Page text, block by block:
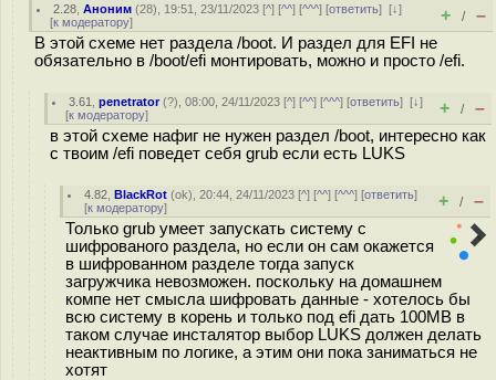
2.28 ,Аноним (28), 19:51, 23/11/2023 [^] [^^] [^^^] [ответить][↓]
[к модератору] + / –
В этой схеме нет раздела /boot. И раздел для EFI не
обязательно в /boot/efi монтировать, можно и просто /efi.
3.61 ,penetrator(?), 08:00, 24/11/2023 [^] [^^] [^^^] [ответить][↓]
[к модератору] + / –
в этой схеме нафиг не нужен раздел /boot, интересно как
с твоим /efi поведет себя grub если есть LUKS
4.82 ,BlackRot (ok), 20:44, 24/11/2023 [^] [^^] [^^^] [ответить]
[к модератору] + / –
Только grub умеет запускать систему с
шифрованого раздела, но если он сам окажется
в шифрованном разделе тогда запуск
загружчика невозможен. поскольку на домашнем
компе нет смысла шифровать данные - хотелось бы
всю систему в корень и только под efi дать 100MB в
таком случае инсталятор выбор LUKS должен делать
неактивным по логике, а этим они пока заниматься не
хотят